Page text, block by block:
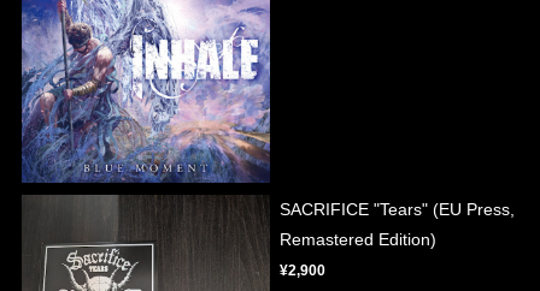
SACRIFICE "Tears" (EU Press,
Remastered Edition)
¥2,900